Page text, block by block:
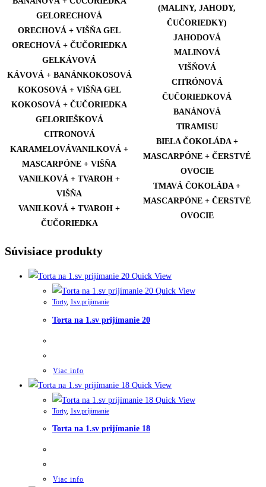
GELORECHOVÁ
ORECHOVÁ + VIŠŇA GEL
ORECHOVÁ + ČUČORIEDKA
GELKÁVOVÁ
KÁVOVÁ + BANÁNKOKOSOVÁ
KOKOSOVÁ + VIŠŇA GEL
KOKOSOVÁ + ČUČORIEDKA
GELORIEŠKOVÁ
CITRONOVÁ
KARAMELOVÁVANILKOVÁ +
MASCARPÓNE + VIŠŇA
VANILKOVÁ + TVAROH +
VIŠŇA
VANILKOVÁ + TVAROH +
ČUČORIEDKA
(MALINY, JAHODY,
ČUČORIEDKY)
JAHODOVÁ
MALINOVÁ
VIŠŇOVÁ
CITRÓNOVÁ
ČUČORIEDKOVÁ
BANÁNOVÁ
TIRAMISU
BIELA ČOKOLÁDA +
MASCARPÓNE + ČERSTVÉ
OVOCIE
TMAVÁ ČOKOLÁDA +
MASCARPÓNE + ČERSTVÉ
OVOCIE
Súvisiace produkty
Quick View
Quick View
Torty, 1sv.príjimanie
Torta na 1.sv prijímanie 20
Viac info
Quick View
Quick View
Torty, 1sv.príjimanie
Torta na 1.sv prijímanie 18
Viac info